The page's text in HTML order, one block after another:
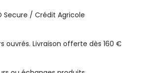
Secure / Crédit Agricole
ouvrés. Livraison offerte dès 160 €